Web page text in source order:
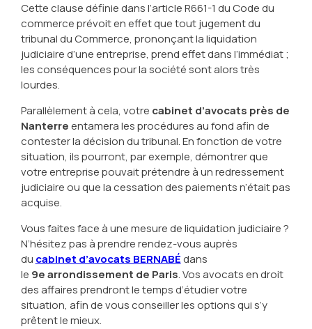
Cette clause définie dans l’article R661-1 du Code du
commerce prévoit en effet que tout jugement du
tribunal du Commerce, prononçant la liquidation
judiciaire d’une entreprise, prend effet dans l’immédiat ;
les conséquences pour la société sont alors très
lourdes.
Parallèlement à cela, votre cabinet d’avocats près de
Nanterreentamera les procédures au fond afin de
contester la décision du tribunal. En fonction de votre
situation, ils pourront, par exemple, démontrer que
votre entreprise pouvait prétendre à un redressement
judiciaire ou que la cessation des paiements n’était pas
acquise.
Vous faites face à une mesure de liquidation judiciaire ?
N’hésitez pas à prendre rendez-vous auprès
du cabinet d’avocats BERNABÉdans
le 9earrondissement de Paris. Vos avocats en droit
des affaires prendront le temps d’étudier votre
situation, afin de vous conseiller les options qui s’y
prêtent le mieux.